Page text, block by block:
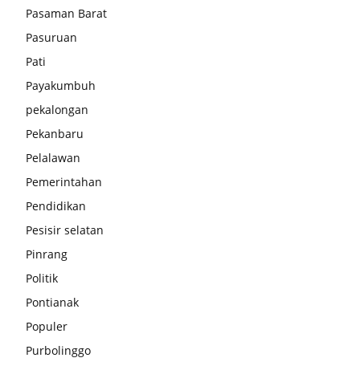
Pasaman Barat
Pasuruan
Pati
Payakumbuh
pekalongan
Pekanbaru
Pelalawan
Pemerintahan
Pendidikan
Pesisir selatan
Pinrang
Politik
Pontianak
Populer
Purbolinggo